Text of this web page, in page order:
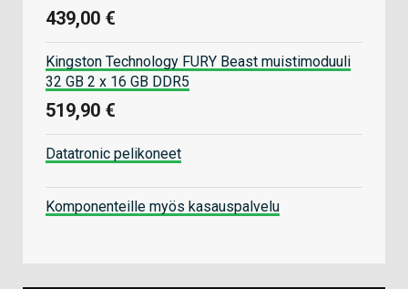
439,00 €
Kingston Technology FURY Beast muistimoduuli
32 GB 2 x 16 GB DDR5
519,90 €
Datatronic pelikoneet
Komponenteille myös kasauspalvelu